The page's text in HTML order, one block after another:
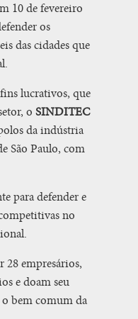
10 de fevereiro
os
das cidades que
lucrativos, que
o SINDITEC
da indústria
São Paulo, com
para defender e
no
28 empresários,
e doam seu
bem comum da